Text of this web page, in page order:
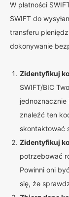
W płatności
SWIFT do
transferu
dokonywanie
Zidentyfikuj
SWIFT/BIC
znaleźć ten
skontaktować
Zidentyfikuj
potrzebować
Powinni oni
się, że